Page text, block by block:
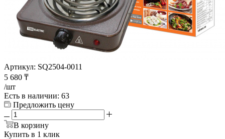
Артикул: SQ2504-0011
5 680 ₸
/шт
Есть в наличии: 63
Предложить цену
В корзину
Купить в 1 клик